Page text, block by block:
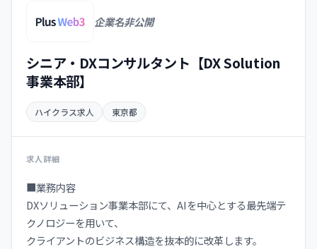
企業名非公開
シニア・DXコンサルタント【DX Solution
事業本部】
ハイクラス求人 東京都
求人詳細
■業務内容
DXソリューション事業本部にて、AIを中心とする最先端テ
クノロジーを用いて、
クライアントのビジネス構造を抜本的に改革します。